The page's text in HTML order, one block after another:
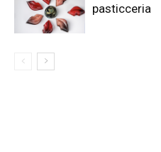
pasticceria